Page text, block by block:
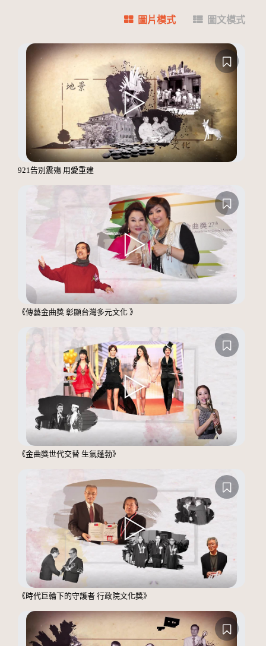
圖片模式 圖文模式
921告別震殤 用愛重建
《傳藝金曲獎 彰顯台灣多元文化 》
《金曲獎世代交替 生氣蓬勃》
《時代巨輪下的守護者 行政院文化獎》